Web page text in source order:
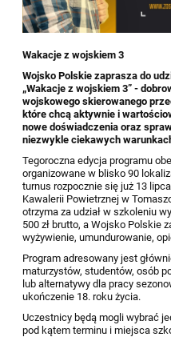
Wakacje z wojskiem 3
Wojsko Polskie zaprasza do
„Wakacje z wojskiem 3” -
wojskowego skierowanego
które chcą aktywnie i
nowe doświadczenia oraz
niezwykle ciekawych
Tegoroczna edycja programu
organizowane w blisko 90
turnus rozpocznie się już 13
Kawalerii Powietrznej w
otrzyma za udział w szkoleniu
500 zł brutto, a Wojsko Polskie
wyżywienie, umundurowanie,
Program adresowany jest
maturzystów, studentów, osób
lub alternatywy dla pracy
ukończenie 18. roku życia.
Uczestnicy będą mogli wybrać
pod kątem terminu i miejsca